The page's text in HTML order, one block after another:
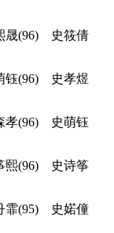
晟(96) 史筱倩
钰(96) 史孝煜
孝(96) 史萌钰
熙(96) 史诗筝
霏(95) 史婼僮